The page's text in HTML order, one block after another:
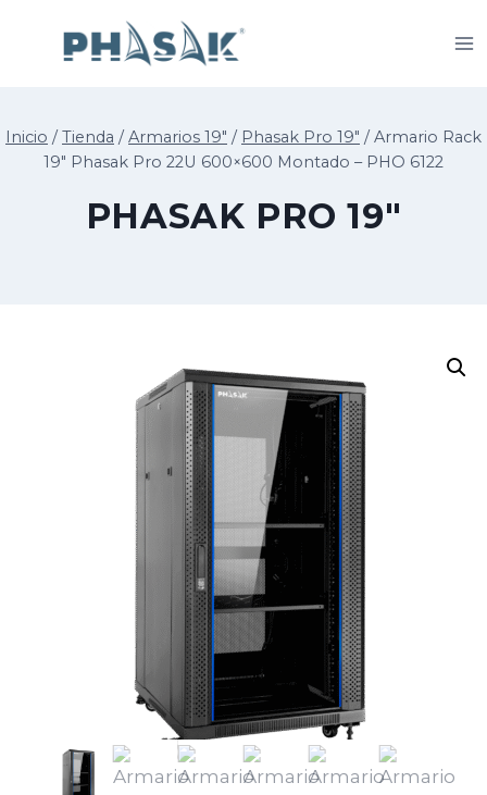
Inicio / Tienda / Armarios 19" / Phasak Pro 19" / Armario Rack
19″ Phasak Pro 22U 600×600 Montado – PHO 6122
PHASAK PRO 19"